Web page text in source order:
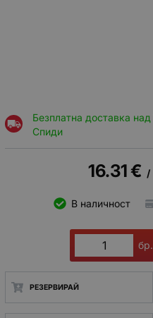
Безплатна доставка над
Спиди
16.31€ /
В наличност
бр.
РЕЗЕРВИРАЙ